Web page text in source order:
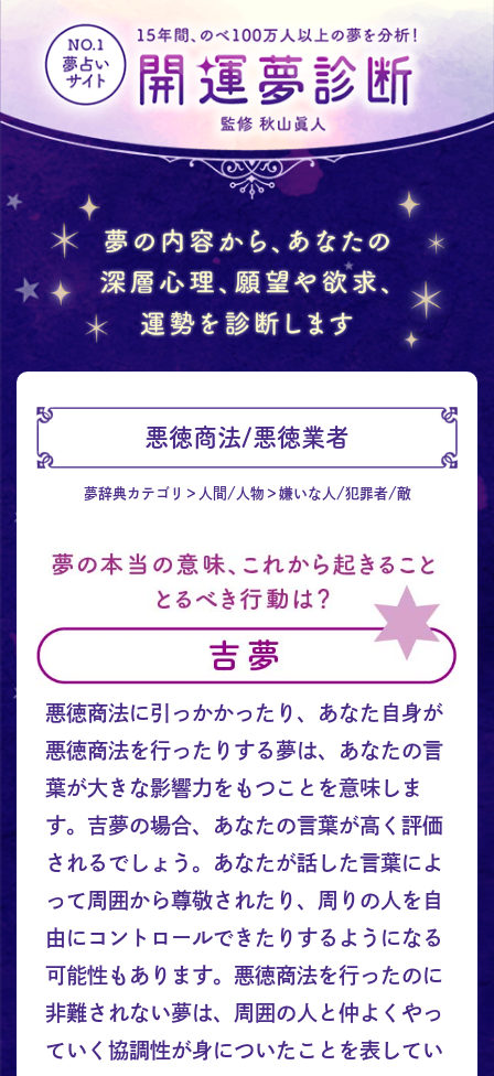
悪徳商法/悪徳業者
夢辞典カテゴリ 人間/人物 嫌いな人/犯罪者/敵
悪徳商法に引っかかったり、あなた自身が
悪徳商法を行ったりする夢は、あなたの言
葉が大きな影響力をもつことを意味しま
す。吉夢の場合、あなたの言葉が高く評価
されるでしょう。あなたが話した言葉によ
って周囲から尊敬されたり、周りの人を自
由にコントロールできたりするようになる
可能性もあります。悪徳商法を行ったのに
非難されない夢は、周囲の人と仲よくやっ
ていく協調性が身についたことを表してい